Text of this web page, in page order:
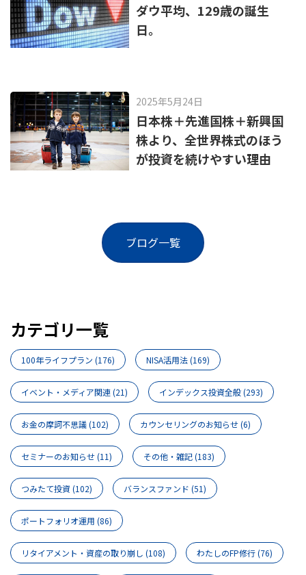
ダウ平均、129歳の誕生
日。
2025年5月24日
日本株＋先進国株＋新興国
株より、全世界株式のほう
が投資を続けやすい理由
ブログ一覧
カテゴリ一覧
100年ライフプラン (176) NISA活用法(169)
イベント・メディア関連(21) インデックス投資全般(293)
お金の摩訶不思議(102) カウンセリングのお知らせ(6)
セミナーのお知らせ(11) その他・雑記(183)
つみたて投資(102) バランスファンド (51)
ポートフォリオ運用 (86)
リタイアメント・資産の取り崩し (108) わたしのFP修行(76)